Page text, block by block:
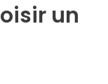
un